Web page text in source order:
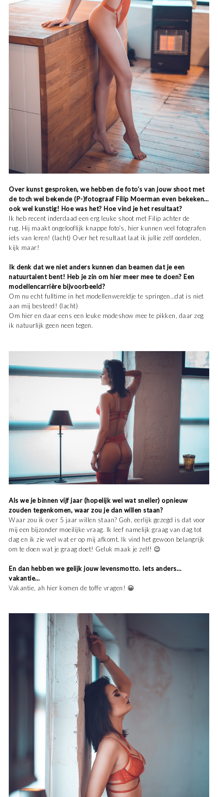
Over kunst gesproken, we hebben de foto’s van jouw shoot met
de toch wel bekende (P-)fotograaf Filip Moerman even bekeken…
ook wel kunstig! Hoe was het? Hoe vind je het resultaat?
Ik heb recent inderdaad een erg leuke shoot met Filip achter de
rug. Hij maakt ongelooflijk knappe foto’s, hier kunnen veel fotografen
iets van leren! (lacht) Over het resultaat laat ik jullie zelf oordelen,
kijk maar!
Ik denk dat we niet anders kunnen dan beamen dat je een
natuurtalent bent! Heb je zin om hier meer mee te doen? Een
modellencarrière bijvoorbeeld?
Om nu echt fulltime in het modellenwereldje te springen…dat is niet
aan mij besteed! (lacht)
Om hier en daar eens een leuke modeshow mee te pikken, daar zeg
ik natuurlijk geen neen tegen.
Als we je binnen vijf jaar (hopelijk wel wat sneller) opnieuw
zouden tegenkomen, waar zou je dan willen staan?
Waar zou ik over 5 jaar willen staan? Goh, eerlijk gezegd is dat voor
mij een bijzonder moeilijke vraag. Ik leef namelijk graag van dag tot
dag en ik zie wel wat er op mij afkomt. Ik vind het gewoon belangrijk
om te doen wat je graag doet! Geluk maak je zelf! 😉
En dan hebben we gelijk jouw levensmotto. Iets anders…
vakantie…
Vakantie, ah hier komen de toffe vragen! 😀